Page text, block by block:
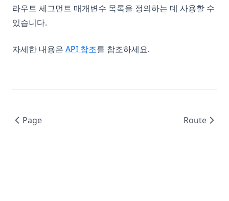
라우트 세그먼트 매개변수 목록을 정의하는 데 사용할 수
있습니다.
자세한 내용은 API 참조를 참조하세요.
Page Route